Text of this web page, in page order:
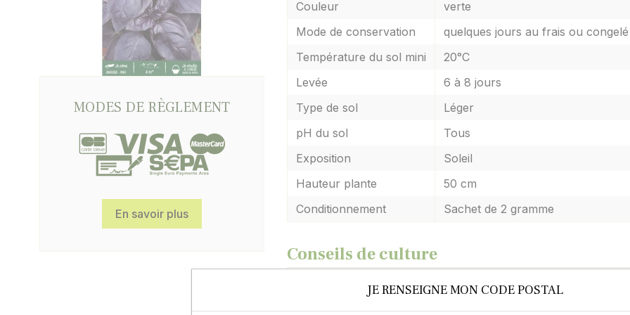
MODES DE RÈGLEMENT
En savoir plus
Couleur
verte
Mode de conservation
quelques jours au frais ou congelé
Température du sol mini
20°C
Levée
6 à 8 jours
Type de sol
Léger
pH du sol
Tous
Exposition
Soleil
Hauteur plante
50 cm
Conditionnement
Sachet de 2 gramme
Conseils de culture
JE RENSEIGNE MON CODE POSTAL